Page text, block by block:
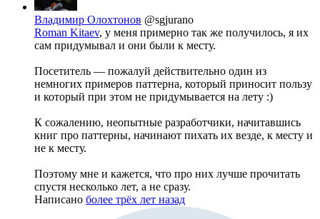
Владимир Олохтонов @sgjurano
Roman Kitaev, у меня примерно так же получилось, я их
сам придумывал и они были к месту.
Посетитель — пожалуй действительно один из
немногих примеров паттерна, который приносит пользу
и который при этом не придумывается на лету :)
К сожалению, неопытные разработчики, начитавшись
книг про паттерны, начинают пихать их везде, к месту и
не к месту.
Поэтому мне и кажется, что про них лучше прочитать
спустя несколько лет, а не сразу.
Написано более трёх лет назад